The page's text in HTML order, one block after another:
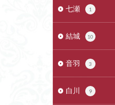
七瀬 1
結城 10
音羽 3
白川 9